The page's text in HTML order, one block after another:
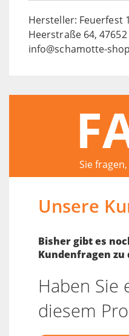
Hersteller: Feuerfest
Heerstraße 64,
info@schamotte-
Sie
Unsere
Bisher gibt es
Kundenfragen zu
Haben Sie
diesem